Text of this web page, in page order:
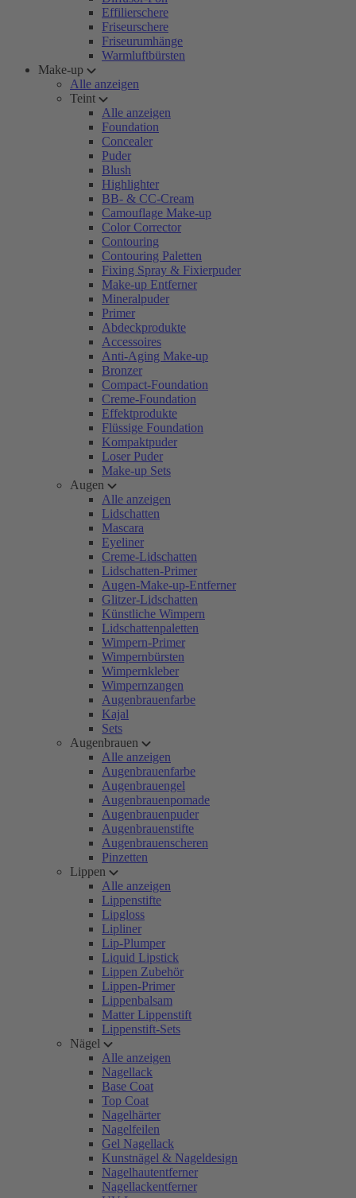
Effilierschere
Friseurschere
Friseurumhänge
Warmluftbürsten
Make-up
Alle anzeigen
Teint
Alle anzeigen
Foundation
Concealer
Puder
Blush
Highlighter
BB- & CC-Cream
Camouflage Make-up
Color Corrector
Contouring
Contouring Paletten
Fixing Spray & Fixierpuder
Make-up Entferner
Mineralpuder
Primer
Abdeckprodukte
Accessoires
Anti-Aging Make-up
Bronzer
Compact-Foundation
Creme-Foundation
Effektprodukte
Flüssige Foundation
Kompaktpuder
Loser Puder
Make-up Sets
Augen
Alle anzeigen
Lidschatten
Mascara
Eyeliner
Creme-Lidschatten
Lidschatten-Primer
Augen-Make-up-Entferner
Glitzer-Lidschatten
Künstliche Wimpern
Lidschattenpaletten
Wimpern-Primer
Wimpernbürsten
Wimpernkleber
Wimpernzangen
Augenbrauenfarbe
Kajal
Sets
Augenbrauen
Alle anzeigen
Augenbrauenfarbe
Augenbrauengel
Augenbrauenpomade
Augenbrauenpuder
Augenbrauenstifte
Augenbrauenscheren
Pinzetten
Lippen
Alle anzeigen
Lippenstifte
Lipgloss
Lipliner
Lip-Plumper
Liquid Lipstick
Lippen Zubehör
Lippen-Primer
Lippenbalsam
Matter Lippenstift
Lippenstift-Sets
Nägel
Alle anzeigen
Nagellack
Base Coat
Top Coat
Nagelhärter
Nagelfeilen
Gel Nagellack
Kunstnägel & Nageldesign
Nagelhautentferner
Nagellackentferner